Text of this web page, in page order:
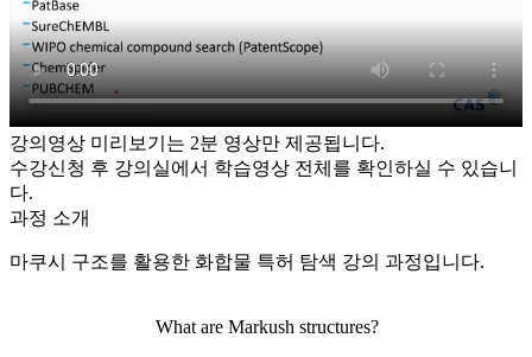
강의영상 미리보기는 2분 영상만 제공됩니다.
수강신청 후 강의실에서 학습영상 전체를 확인하실 수 있습니
다.
과정 소개
마쿠시 구조를 활용한 화합물 특허 탐색 강의 과정입니다.
What are Markush structures?